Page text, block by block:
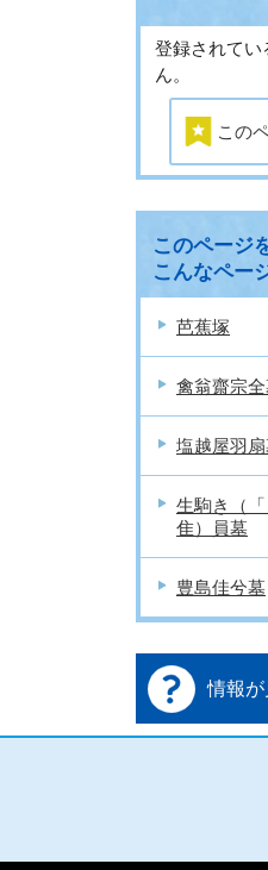
登録されてい
ん。
この
このページ
こんなペー
芭蕉塚
禽翁齋宗
塩越屋羽
生駒き（「
隹）員墓
豊島佳兮墓
情報